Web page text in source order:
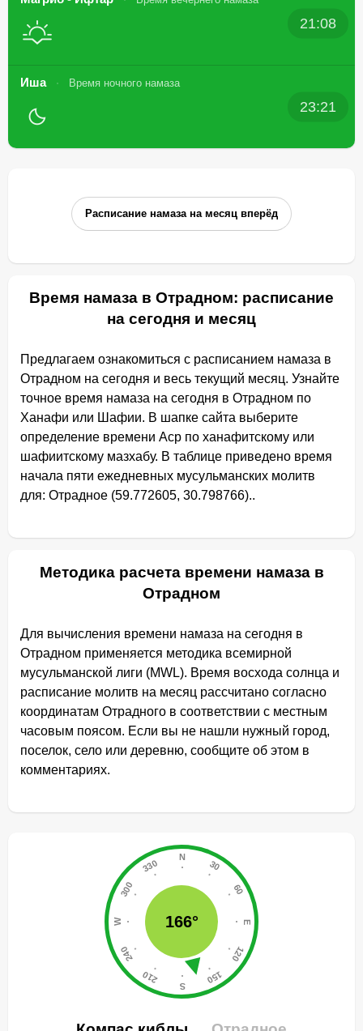
21:08
Иша Время ночного намаза
23:21
Расписание намаза на месяц вперёд
Время намаза в Отрадном: расписание
на сегодня и месяц
Предлагаем ознакомиться с расписанием намаза в
Отрадном на сегодня и весь текущий месяц. Узнайте
точное время намаза на сегодня в Отрадном по
Ханафи или Шафии. В шапке сайта выберите
определение времени Аср по ханафитскому или
шафиитскому мазхабу. В таблице приведено время
начала пяти ежедневных мусульманских молитв
для: Отрадное (59.772605, 30.798766)..
Методика расчета времени намаза в
Отрадном
Для вычисления времени намаза на сегодня в
Отрадном применяется методика всемирной
мусульманской лиги (MWL). Время восхода солнца и
расписание молитв на месяц рассчитано согласно
координатам Отрадного в соответствии с местным
часовым поясом. Если вы не нашли нужный город,
поселок, село или деревню, сообщите об этом в
комментариях.
166°